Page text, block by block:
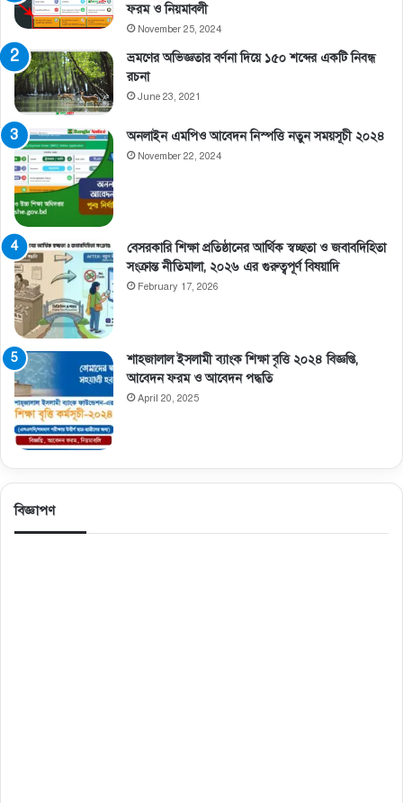
ফরম ও নিয়মাবলী
November 25, 2024
ভ্রমণের অভিজ্ঞতার বর্ণনা দিয়ে ১৫০ শব্দের একটি নিবন্ধ
রচনা
June 23, 2021
অনলাইন এমপিও আবেদন নিস্পত্তি নতুন সময়সূচী ২০২৪
November 22, 2024
বেসরকারি শিক্ষা প্রতিষ্ঠানের আর্থিক স্বচ্ছতা ও জবাবদিহিতা
সংক্রান্ত নীতিমালা, ২০২৬ এর গুরুত্বপূর্ণ বিষয়াদি
February 17, 2026
শাহজালাল ইসলামী ব্যাংক শিক্ষা বৃত্তি ২০২৪ বিজ্ঞপ্তি,
আবেদন ফরম ও আবেদন পদ্ধতি
April 20, 2025
বিজ্ঞাপণ